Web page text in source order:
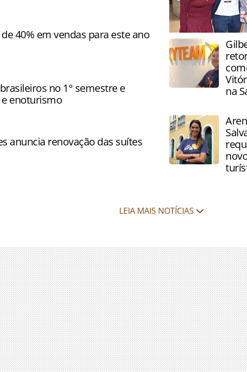
Evento reuniu
capacitação,
sobre produtos e
40% em vendas para este ano
no 1° semestre e
enoturismo
anuncia renovação das suítes
na
LEIA MAIS NOTÍCIAS